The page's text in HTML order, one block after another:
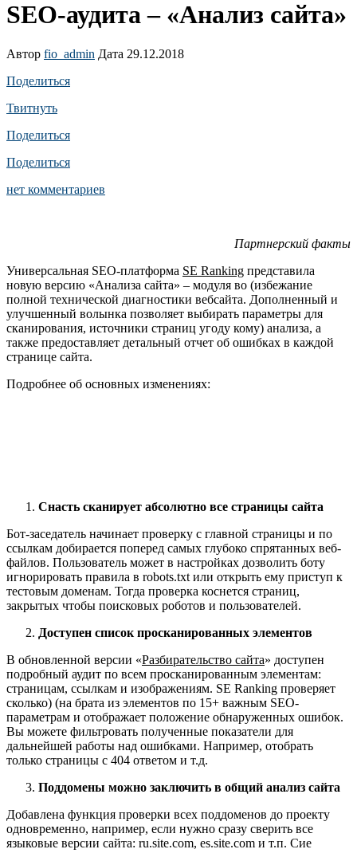
SEO-аудита – «Анализ сайта»
Автор fio_admin Дата 29.12.2018
Поделиться
Твитнуть
Поделиться
Поделиться
нет комментариев
Партнерский факты
Универсальная SEO-платформа SE Ranking представила
новую версию «Анализа сайта» – модуля во (избежание
полной технической диагностики вебсайта. Дополненный и
улучшенный волынка позволяет выбирать параметры для
сканирования, источники страниц угоду кому) анализа, а
также предоставляет детальный отчет об ошибках в каждой
странице сайта.
Подробнее об основных изменениях:
Снасть сканирует абсолютно все страницы сайта
Бот-заседатель начинает проверку с главной страницы и по
ссылкам добирается поперед самых глубоко спрятанных веб-
файлов. Пользователь может в настройках дозволить боту
игнорировать правила в robots.txt или открыть ему приступ к
тестовым доменам. Тогда проверка коснется страниц,
закрытых чтобы поисковых роботов и пользователей.
Доступен список просканированных элементов
В обновленной версии «Разбирательство сайта» доступен
подробный аудит по всем просканированным элементам:
страницам, ссылкам и изображениям. SE Ranking проверяет
сколько) (на брата из элементов по 15+ важным SEO-
параметрам и отображает положение обнаруженных ошибок.
Вы можете фильтровать полученные показатели для
дальнейшей работы над ошибками. Например, отобрать
только страницы с 404 ответом и т.д.
Поддомены можно заключить в общий анализ сайта
Добавлена функция проверки всех поддоменов до проекту
одновременно, например, если нужно сразу сверить все
языковые версии сайта: ru.site.com, es.site.com и т.п. Сие